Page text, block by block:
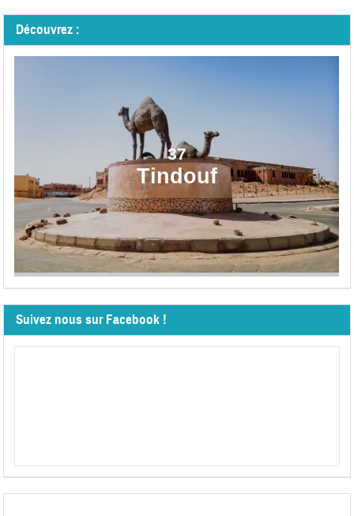
Découvrez :
37
Tindouf
Suivez nous sur Facebook !